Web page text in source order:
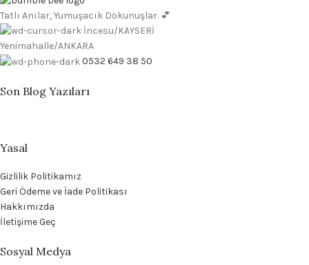
Tatlı Anılar, Yumuşacık Dokunuşlar. 💕
İncesu/KAYSERİ
Yenimahalle/ANKARA
0532 649 38 50
Son Blog Yazıları
Yasal
Gizlilik Politikamız
Geri Ödeme ve İade Politikası
Hakkımızda
İletişime Geç
Sosyal Medya